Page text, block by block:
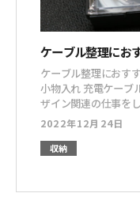
ケーブル整理にお
ケーブル整理におす
小物入れ 充電ケーブル、どうやって収納していますか？ デ
ザイン関連の仕事を
充電ケーブル。なん
ですが、先日DAISO
つけました！ マグネットが付いた小物入れと合皮製のコー
2022年12月24日
収納